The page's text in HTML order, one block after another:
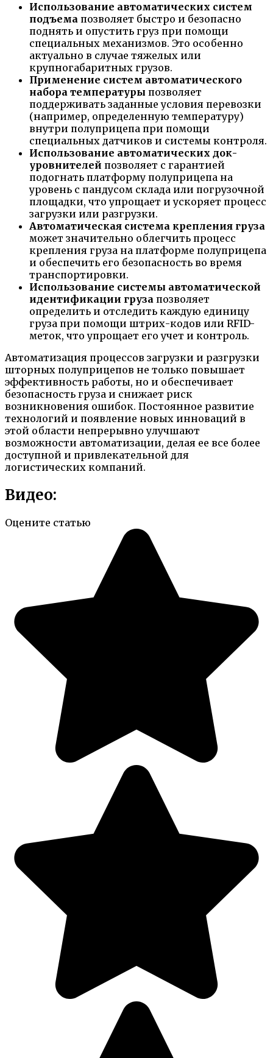
Использование автоматических систем
подъема позволяет быстро и безопасно
поднять и опустить груз при помощи
специальных механизмов. Это особенно
актуально в случае тяжелых или
крупногабаритных грузов.
Применение систем автоматического
набора температуры позволяет
поддерживать заданные условия перевозки
(например, определенную температуру)
внутри полуприцепа при помощи
специальных датчиков и системы контроля.
Использование автоматических док-
уровнителей позволяет с гарантией
подогнать платформу полуприцепа на
уровень с пандусом склада или погрузочной
площадки, что упрощает и ускоряет процесс
загрузки или разгрузки.
Автоматическая система крепления груза
может значительно облегчить процесс
крепления груза на платформе полуприцепа
и обеспечить его безопасность во время
транспортировки.
Использование системы автоматической
идентификации груза позволяет
определить и отследить каждую единицу
груза при помощи штрих-кодов или RFID-
меток, что упрощает его учет и контроль.
Автоматизация процессов загрузки и разгрузки
шторных полуприцепов не только повышает
эффективность работы, но и обеспечивает
безопасность груза и снижает риск
возникновения ошибок. Постоянное развитие
технологий и появление новых инноваций в
этой области непрерывно улучшают
возможности автоматизации, делая ее все более
доступной и привлекательной для
логистических компаний.
Видео:
Оцените статью